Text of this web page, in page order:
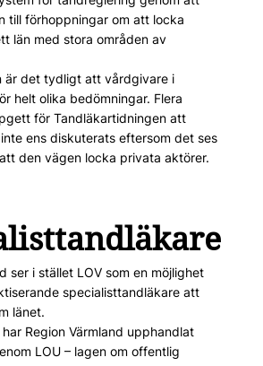
till förhoppningar om att locka
län med stora områden av
är det tydligt att vårdgivare i
helt olika bedömningar. Flera
för Tandläkartidningen att
ens diskuterats eftersom det ses
den vägen locka privata aktörer.
ser i stället LOV som en möjlighet
specialisttandläkare att
länet.
Region Värmland upphandlat
LOU – lagen om offentlig